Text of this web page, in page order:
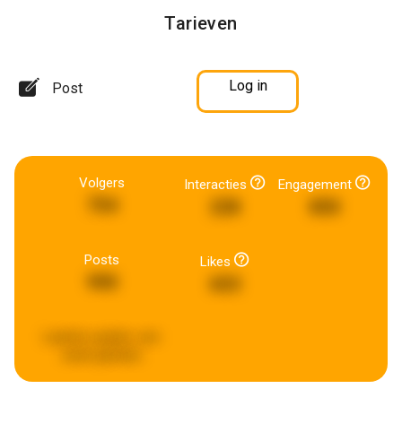
Tarieven
Post Log in
Volgers Interacties Engagement
Posts Likes